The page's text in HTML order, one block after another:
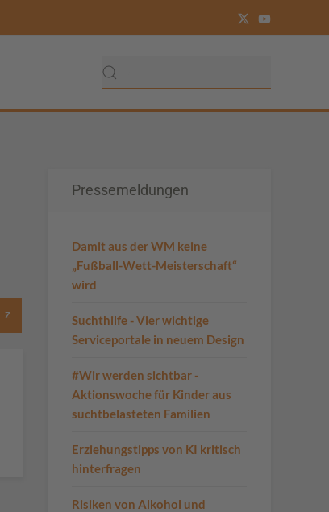
Z
Pressemeldungen
Damit aus der WM keine
„Fußball-Wett-Meisterschaft“
wird
Suchthilfe - Vier wichtige
Serviceportale in neuem Design
#Wir werden sichtbar -
Aktionswoche für Kinder aus
suchtbelasteten Familien
Erziehungstipps von KI kritisch
hinterfragen
Risiken von Alkohol und